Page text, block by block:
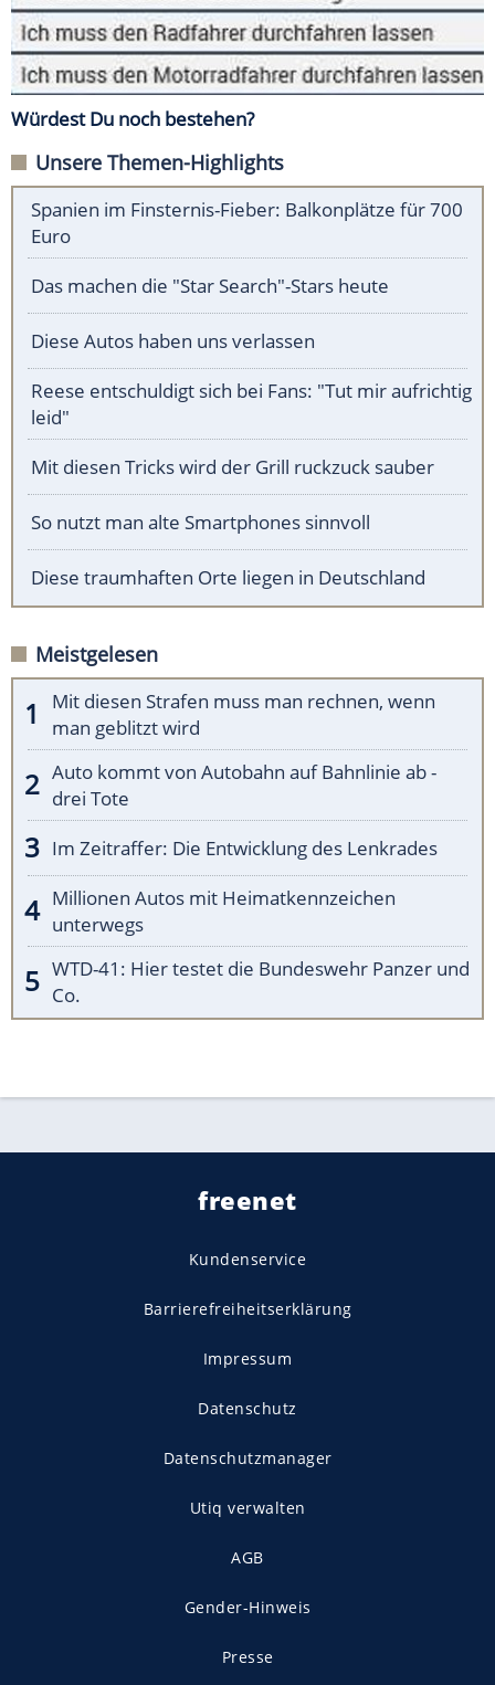
Würdest Du noch bestehen?
Unsere Themen-Highlights
Spanien im Finsternis-Fieber: Balkonplätze für 700
Euro
Das machen die "Star Search"-Stars heute
Diese Autos haben uns verlassen
Reese entschuldigt sich bei Fans: "Tut mir aufrichtig
leid"
Mit diesen Tricks wird der Grill ruckzuck sauber
So nutzt man alte Smartphones sinnvoll
Diese traumhaften Orte liegen in Deutschland
Meistgelesen
Mit diesen Strafen muss man rechnen, wenn
man geblitzt wird
Auto kommt von Autobahn auf Bahnlinie ab -
drei Tote
Im Zeitraffer: Die Entwicklung des Lenkrades
Millionen Autos mit Heimatkennzeichen
unterwegs
WTD-41: Hier testet die Bundeswehr Panzer und
Co.
freenet
Kundenservice
Barrierefreiheitserklärung
Impressum
Datenschutz
Datenschutzmanager
Utiq verwalten
AGB
Gender-Hinweis
Presse